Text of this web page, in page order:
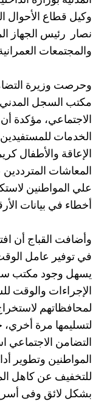
وكيل قطاع الأحوال
نصار رئيس الجهاز
والمجتمعات
وحرصت وزيرة
مكتب السجل المدني
الاجتماعي، مؤكدة
الخدمات
الإعاقة والأطفال
المعاشات
علي المواطنين
أخطاء في بيانات
وأضافت القباج أن
في توفير عامل
يسهل وجود مكتب
الإجراءات والوقت
لمحافظاتهم
لتسليمها مرة
التضامن الاجتماعي
المواطنين وتطوير
للتخفيف عن كاهل
بشكل لائق وفى